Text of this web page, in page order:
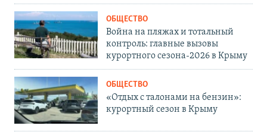
ОБЩЕСТВО
Война на пляжах и тотальный
контроль: главные вызовы
курортного сезона-2026 в Крыму
ОБЩЕСТВО
«Отдых с талонами на бензин»:
курортный сезон в Крыму